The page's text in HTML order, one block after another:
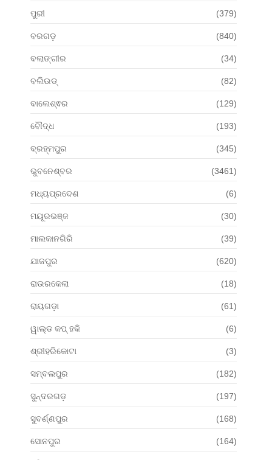
ପୁରୀ (379)
ବରଗଡ଼ (840)
ବଲାଙ୍ଗୀର (34)
ବଲିଉଡ୍ (82)
ବାଲେଶ୍ଵର (129)
ବୌଦ୍ଧ (193)
ବ୍ରହ୍ମପୁର (345)
ଭୁବନେଶ୍ବର (3461)
ମଧ୍ୟପ୍ରଦେଶ (6)
ମୟୂରଭଞ୍ଜ (30)
ମାଲକାନଗିରି (39)
ଯାଜପୁର (620)
ରାଉରକେଲା (18)
ରାୟଗଡ଼ା (61)
ୱାଲ୍ଡ କପ୍ ହକି (6)
ଶ୍ରୀହରିକୋଟା (3)
ସମ୍ବଲପୁର (182)
ସୁନ୍ଦରଗଡ଼ (197)
ସୁବର୍ଣ୍ଣପୁର (168)
ସୋନପୁର (164)